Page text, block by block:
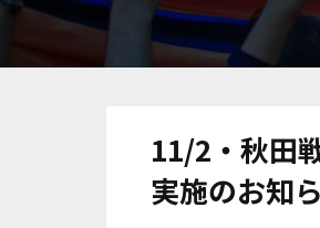
11/2・秋田
実施のお知